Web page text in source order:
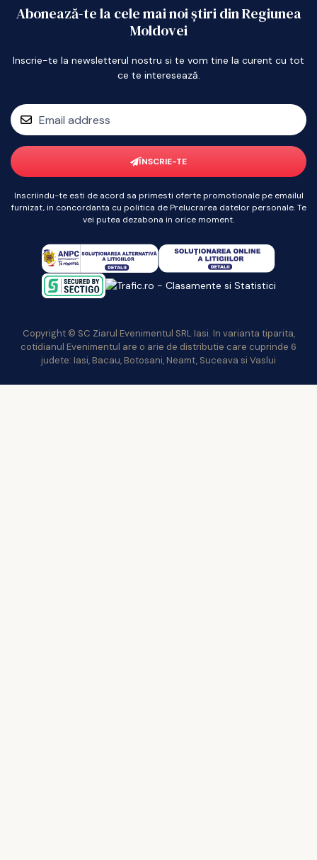
Abonează-te la cele mai noi știri din Regiunea
Moldovei
Inscrie-te la newsletterul nostru si te vom tine la curent cu tot
ce te interesează.
ÎNSCRIE-TE
Inscriindu-te esti de acord sa primesti oferte promotionale pe emailul
furnizat, in concordanta cu politica de Prelucrarea datelor personale. Te
vei putea dezabona in orice moment.
Copyright © SC Ziarul Evenimentul SRL Iasi. In varianta tiparita,
cotidianul Evenimentul are o arie de distributie care cuprinde 6
judete: Iasi, Bacau, Botosani, Neamt, Suceava si Vaslui